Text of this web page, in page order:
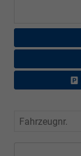
Fahrzeugnr.